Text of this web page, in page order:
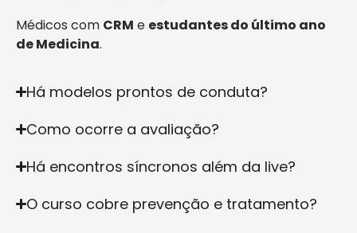
Médicos com CRM e estudantes do último ano
de Medicina.
Há modelos prontos de conduta?
Como ocorre a avaliação?
Há encontros síncronos além da live?
O curso cobre prevenção e tratamento?